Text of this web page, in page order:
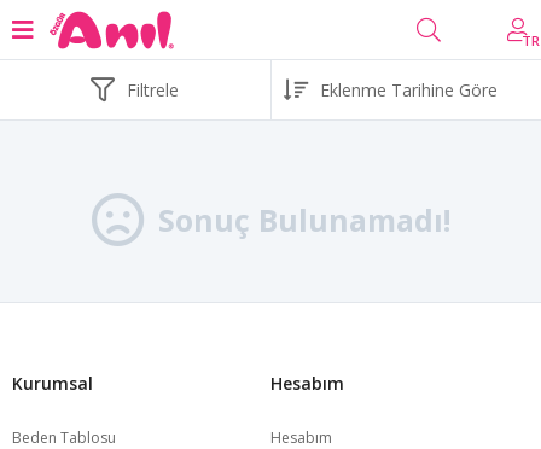
TR
Filtrele
Sonuç Bulunamadı!
Kurumsal
Beden Tablosu
Hesabım
Hesabım